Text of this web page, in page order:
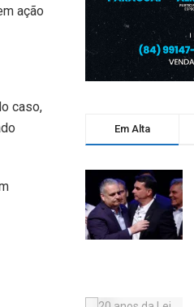
ação
caso,
Em Alta